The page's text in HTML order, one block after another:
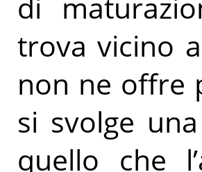
di
trova vicino
non ne offre
si svolge
quello che